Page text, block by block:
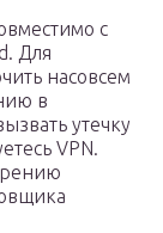
с
Для
насовсем
в
утечку
VPN.